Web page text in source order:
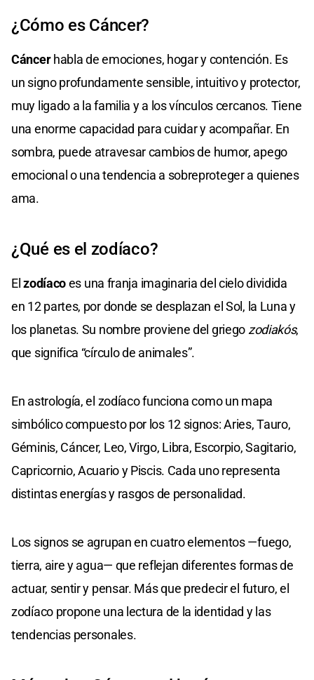
¿Cómo es Cáncer?
Cáncerhabla de emociones, hogar y contención. Es
un signo profundamente sensible, intuitivo y protector,
muy ligado a la familia y a los vínculos cercanos. Tiene
una enorme capacidad para cuidar y acompañar. En
sombra, puede atravesar cambios de humor, apego
emocional o una tendencia a sobreproteger a quienes
ama.
¿Qué es el zodíaco?
Elzodíacoes una franja imaginaria del cielo dividida
en 12 partes, por donde se desplazan el Sol, la Luna y
los planetas. Su nombre proviene del griego zodiakós,
que significa “círculo de animales”.
En astrología, el zodíaco funciona como un mapa
simbólico compuesto por los 12 signos: Aries, Tauro,
Géminis, Cáncer, Leo, Virgo, Libra, Escorpio, Sagitario,
Capricornio, Acuario y Piscis. Cada uno representa
distintas energías y rasgos de personalidad.
Los signos se agrupan en cuatro elementos —fuego,
tierra, aire y agua— que reflejan diferentes formas de
actuar, sentir y pensar. Más que predecir el futuro, el
zodíaco propone una lectura de la identidad y las
tendencias personales.